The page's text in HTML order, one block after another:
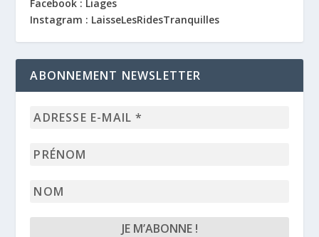
Facebook : Liages
Instagram : LaisseLesRidesTranquilles
ABONNEMENT NEWSLETTER
Adresse
*
Prénom
Nom